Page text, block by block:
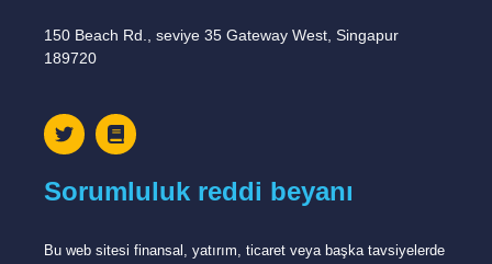
150 Beach Rd., seviye 35 Gateway West, Singapur
189720
Sorumluluk reddi beyanı
Bu web sitesi finansal, yatırım, ticaret veya başka tavsiyelerde